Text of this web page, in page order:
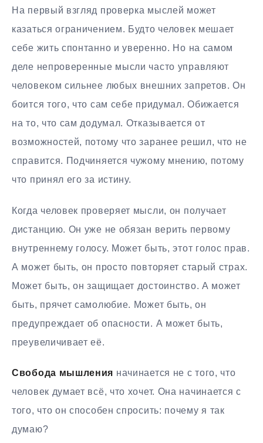
На первый взгляд проверка мыслей может
казаться ограничением. Будто человек мешает
себе жить спонтанно и уверенно. Но на самом
деле непроверенные мысли часто управляют
человеком сильнее любых внешних запретов. Он
боится того, что сам себе придумал. Обижается
на то, что сам додумал. Отказывается от
возможностей, потому что заранее решил, что не
справится. Подчиняется чужому мнению, потому
что принял его за истину.
Когда человек проверяет мысли, он получает
дистанцию. Он уже не обязан верить первому
внутреннему голосу. Может быть, этот голос прав.
А может быть, он просто повторяет старый страх.
Может быть, он защищает достоинство. А может
быть, прячет самолюбие. Может быть, он
предупреждает об опасности. А может быть,
преувеличивает её.
Свобода мышления начинается не с того, что
человек думает всё, что хочет. Она начинается с
того, что он способен спросить: почему я так
думаю?